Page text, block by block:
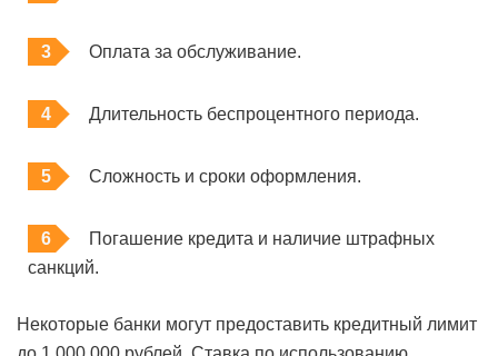
Оплата за обслуживание.
Длительность беспроцентного периода.
Сложность и сроки оформления.
Погашение кредита и наличие штрафных
санкций.
Некоторые банки могут предоставить кредитный лимит